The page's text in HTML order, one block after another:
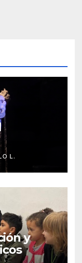
L.
y